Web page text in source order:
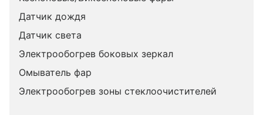
Датчик дождя
Датчик света
Электрообогрев боковых зеркал
Омыватель фар
Электрообогрев зоны стеклоочистителей